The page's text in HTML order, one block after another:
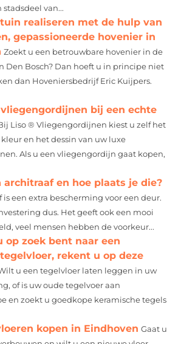
van...
realiseren met de hulp van
gepassioneerde hovenier in
Zoekt u een betrouwbare hovenier in de
Den Bosch? Dan hoeft u in principe niet
dan Hoveniersbedrijf Eric Kuijpers.
bij een echte
Liso ® Vliegengordijnen kiest u zelf het
en het dessin van uw luxe
Als u een vliegengordijn gaat kopen,
architraaf en hoe plaats je die?
is een extra bescherming voor een deur.
dus. Het geeft ook een mooi
veel mensen hebben de voorkeur...
op zoek bent naar een
rekent u op deze
u een tegelvloer laten leggen in uw
of is uw oude tegelvoer aan
en zoekt u goedkope keramische tegels
kopen in Eindhoven Gaat u